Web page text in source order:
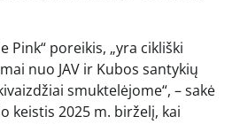
Pink“ poreikis, „yra cikliški
nuo JAV ir Kubos santykių
smuktelėjome“, – sakė
keistis 2025 m. birželį, kai